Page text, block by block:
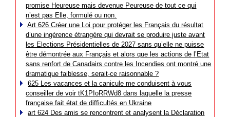
promise Heureuse mais devenue Peureuse de tout ce qui
n’est pas Elle, formulé ou non.
Art 626 Créer une Loi pour protéger les Français du résultat
d’une ingérence étrangère qui devrait se produire juste avant
les Elections Présidentielles de 2027 sans qu’elle ne puisse
être démontrée aux Français et alors que les actions de l’Etat
sans renfort de Canadairs contre les Incendies ont montré une
dramatique faiblesse, serait-ce raisonnable ?
625 Les vacances et la canicule me conduisent à vous
conseiller de voir tK1PIoRRWd8 dans laquelle la presse
française fait état de difficultés en Ukraine
art 624 Des amis se rencontrent et analysent la Déclaration